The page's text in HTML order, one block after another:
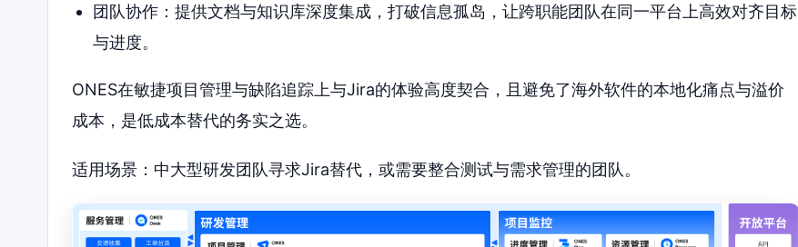
团队协作：提供文档与知识库深度集成，打破信息孤岛，让跨职能团队在同一平台上高效对齐目标
与进度。
ONES在敏捷项目管理与缺陷追踪上与Jira的体验高度契合，且避免了海外软件的本地化痛点与溢价
成本，是低成本替代的务实之选。
适用场景：中大型研发团队寻求Jira替代，或需要整合测试与需求管理的团队。